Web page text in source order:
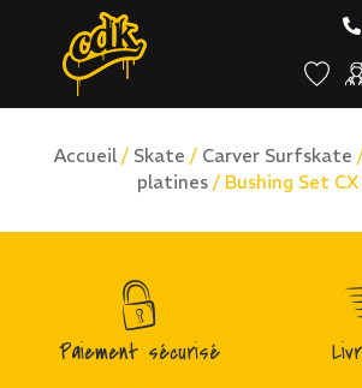
Accueil / Skate / Carver Surfskate
platines/ Bushing Set CX
Paiement sécurisé